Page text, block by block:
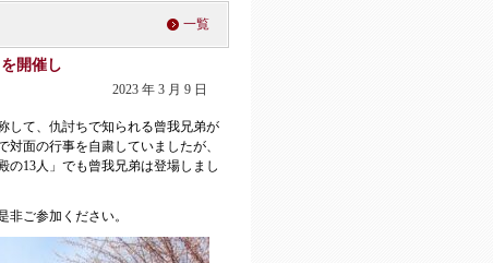
一覧
開催し
2023 年 3 月 9 日
して、仇討ちで知られる曾我兄弟が
面の行事を自粛していましたが、
の13人」でも曾我兄弟は登場しまし
ご参加ください。